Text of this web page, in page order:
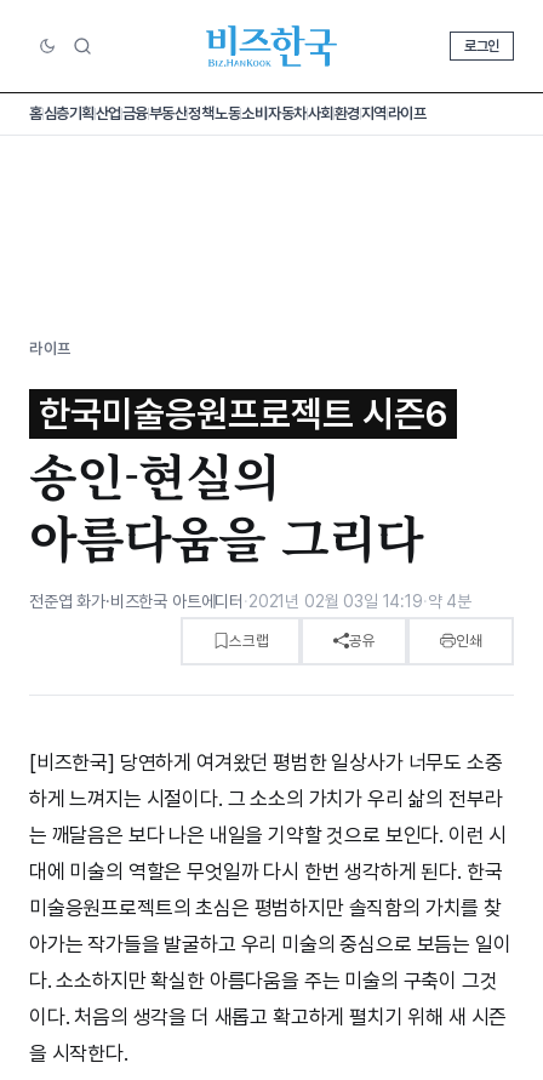
로그인
홈심층기획산업금융부동산정책노동소비 자동차사회환경지역라이프
라이프
한국미술응원프로젝트 시즌6
송인​-현실의
아름다움을 그리다
전준엽 화가·비즈한국 아트에디터 ·2021년 02월 03일 14:19·약 4분
스크랩 공유 인쇄
[비즈한국] 당연하게 여겨왔던 평범한 일상사가 너무도 소중
하게 느껴지는 시절이다. 그 소소의 가치가 우리 삶의 전부라
는 깨달음은 보다 나은 내일을 기약할 것으로 보인다. 이런 시
대에 미술의 역할은 무엇일까 다시 한번 생각하게 된다. 한국
미술응원프로젝트의 초심은 평범하지만 솔직함의 가치를 찾
아가는 작가들을 발굴하고 우리 미술의 중심으로 보듬는 일이
다. 소소하지만 확실한 아름다움을 주는 미술의 구축이 그것
이다. 처음의 생각을 더 새롭고 확고하게 펼치기 위해 새 시즌
을 시작한다.